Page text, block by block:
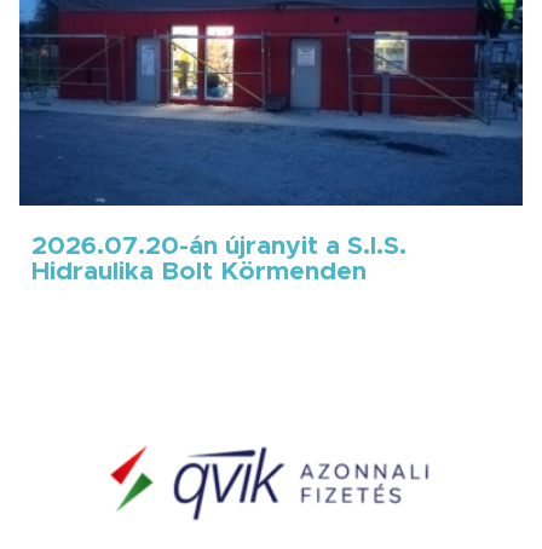
2026.07.20-án újranyit a S.I.S.
Hidraulika Bolt Körmenden